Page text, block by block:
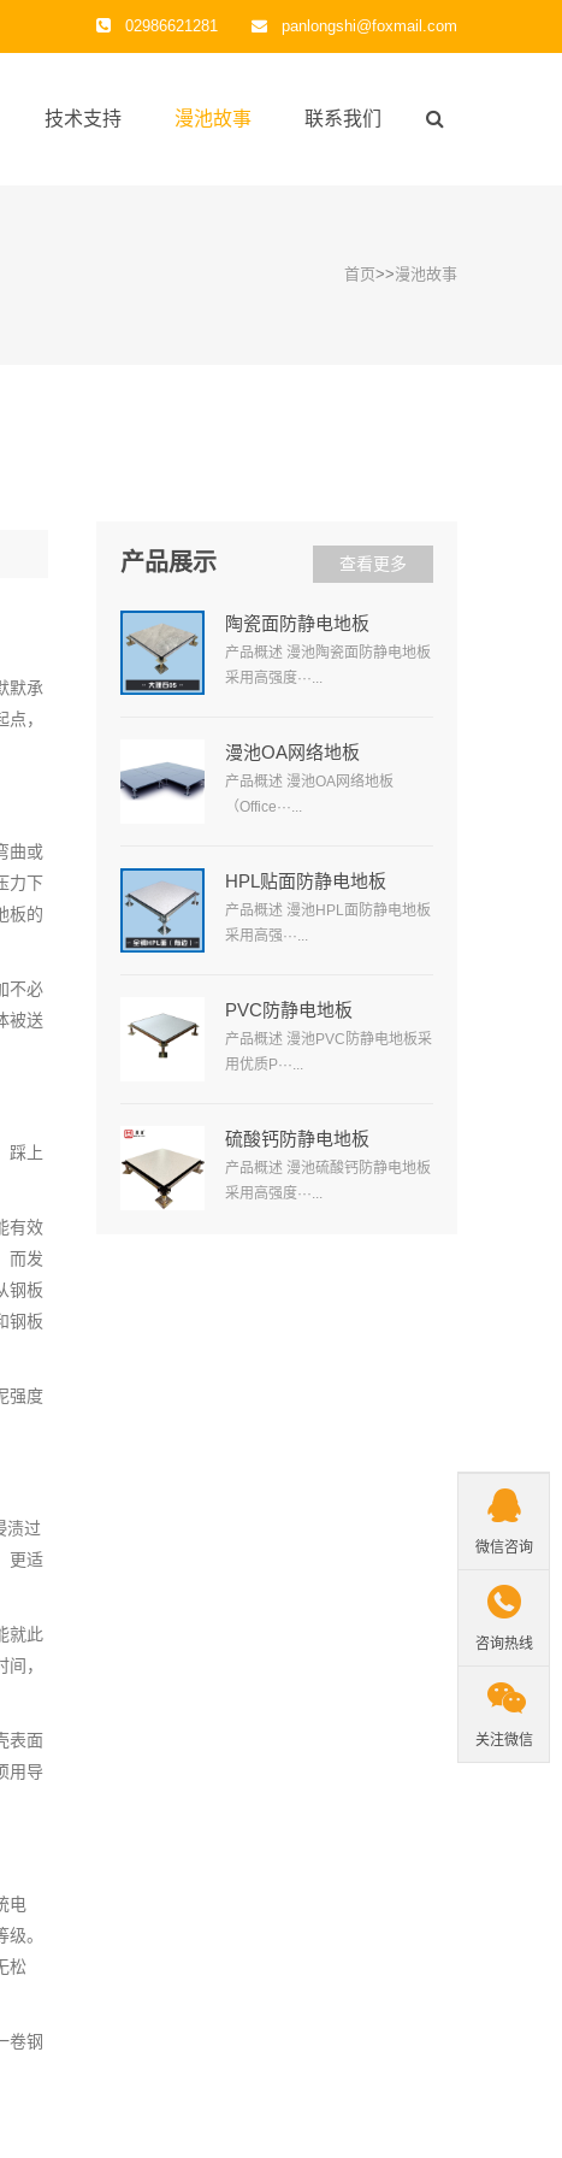
02986621281 panlongshi@foxmail.com
技术支持 漫池故事 联系我们
首页>>漫池故事
默承
，
曲或
力下
板的
不必
被送
踩上
有效
而发
钢板
钢板
强度
渍过
更适
就此
，
表面
用导
电
。
松
卷钢
产品展示 查看更多
陶瓷面防静电地板
产品概述 漫池陶瓷面防静电地板
采用高强度···...
漫池OA网络地板
产品概述 漫池OA网络地板
（Office···...
HPL贴面防静电地板
产品概述 漫池HPL面防静电地板
采用高强···...
PVC防静电地板
产品概述 漫池PVC防静电地板采
用优质P···...
硫酸钙防静电地板
产品概述 漫池硫酸钙防静电地板
采用高强度···...

微信咨询

咨询热线

关注微信